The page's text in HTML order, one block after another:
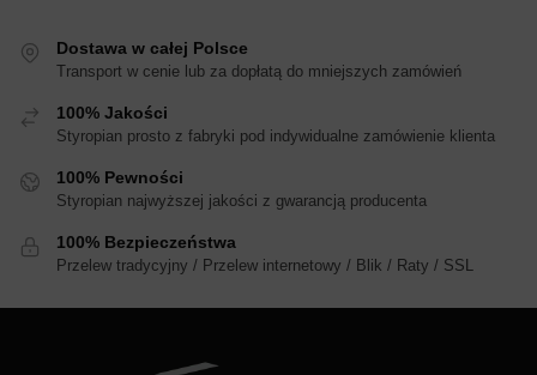
Dostawa w całej Polsce
Transport w cenie lub za dopłatą do mniejszych zamówień
100% Jakości
Styropian prosto z fabryki pod indywidualne zamówienie klienta
100% Pewności
Styropian najwyższej jakości z gwarancją producenta
100% Bezpieczeństwa
Przelew tradycyjny / Przelew internetowy / Blik / Raty / SSL